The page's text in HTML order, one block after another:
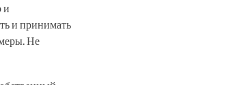
и
и принимать
Не